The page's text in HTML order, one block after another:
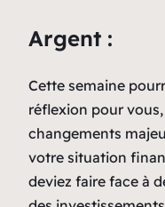
Argent :
Cette semaine
réflexion pour
changements
votre situation
deviez faire face à